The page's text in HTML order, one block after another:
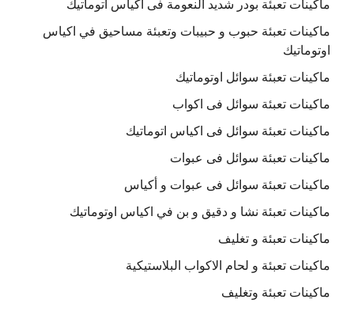
ماكينات تعبئة بودر شديد النعومة فى اكياس اتوماتيك
ماكينات تعبئة حبوب و حبيبات وتعبئة مساحيق في اكياس
اوتوماتيك
ماكينات تعبئة سوائل اوتوماتيك
ماكينات تعبئة سوائل فى اكواب
ماكينات تعبئة سوائل فى اكياس اتوماتيك
ماكينات تعبئة سوائل فى عبوات
ماكينات تعبئة سوائل فى عبوات و أكياس
ماكينات تعبئة نشا و دقيق و بن في اكياس اوتوماتيك
ماكينات تعبئة و تغليف
ماكينات تعبئة و لحام الاكواب البلاستيكية
ماكينات تعبئة وتغليف